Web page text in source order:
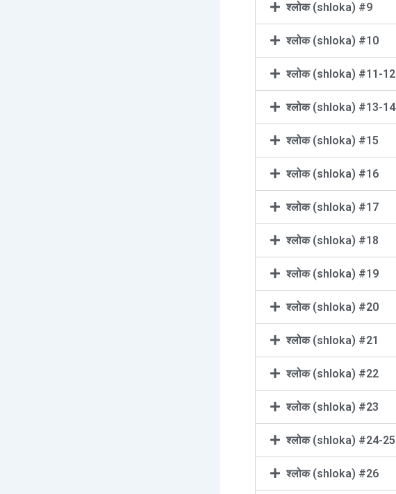
श्लोक (shloka) #9
श्लोक (shloka) #10
श्लोक (shloka) #11-12
श्लोक (shloka) #13-14
श्लोक (shloka) #15
श्लोक (shloka) #16
श्लोक (shloka) #17
श्लोक (shloka) #18
श्लोक (shloka) #19
श्लोक (shloka) #20
श्लोक (shloka) #21
श्लोक (shloka) #22
श्लोक (shloka) #23
श्लोक (shloka) #24-25
श्लोक (shloka) #26